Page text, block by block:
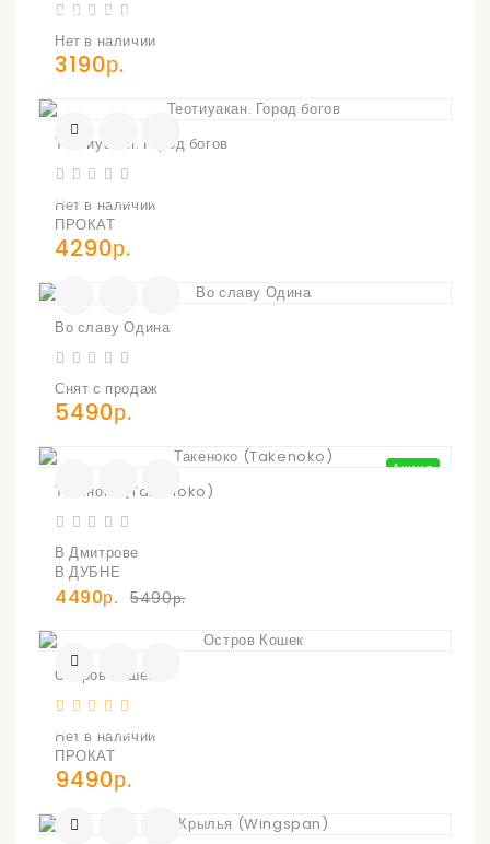
Нет в наличии
3190р.
ПОСТУПЛЕНИИ
Теотиуакан. Город богов
Нет в наличии
ПРОКАТ
4290р.
О
ПОСТУПЛЕНИИ
Во славу Одина
Снят с продаж
5490р.
Акция
Такеноко (Takenoko)
В Дмитрове
В ДУБНЕ
4490р. 5490р.
Остров Кошек
Нет в наличии
ПРОКАТ
9490р.
О
ПОСТУПЛЕНИИ